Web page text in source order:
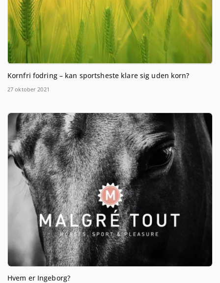
Kornfri fodring – kan sportsheste klare sig uden korn?
27 oktober 2021
Hvem er Ingeborg?